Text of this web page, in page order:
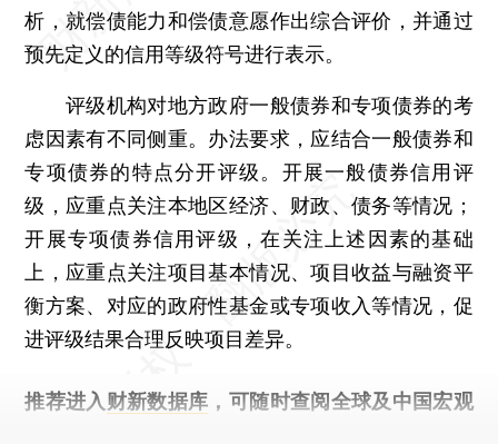
析，就偿债能力和偿债意愿作出综合评价，并通过
预先定义的信用等级符号进行表示。
评级机构对地方政府一般债券和专项债券的考
虑因素有不同侧重。办法要求，应结合一般债券和
专项债券的特点分开评级。开展一般债券信用评
级，应重点关注本地区经济、财政、债务等情况；
开展专项债券信用评级，在关注上述因素的基础
上，应重点关注项目基本情况、项目收益与融资平
衡方案、对应的政府性基金或专项收入等情况，促
进评级结果合理反映项目差异。
推荐进入 财新数据库 ，可随时查阅全球及中国宏观